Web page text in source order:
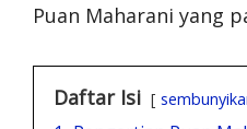
Puan Maharani yang
Daftar Isi